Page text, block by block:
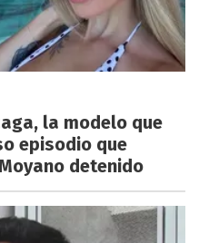
la modelo que
episodio que
detenido